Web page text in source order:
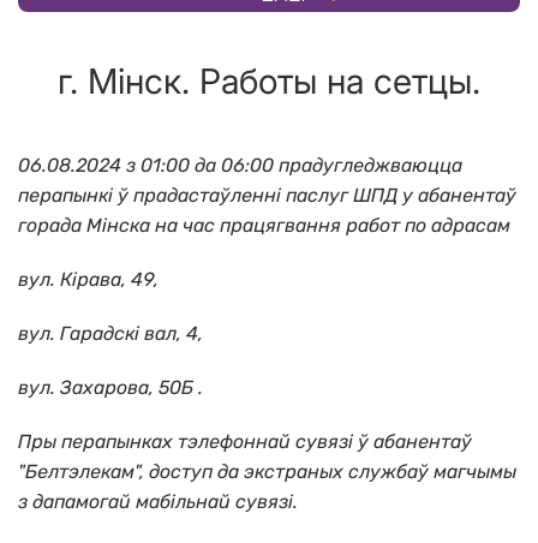
г. Мінск. Работы на сетцы.
06.08.2024 з 01:00 да 06:00 прадугледжваюцца
перапынкі ў прадастаўленні паслуг ШПД у абанентаў
горада Мінска на час працягвання работ по адрасам
вул. Кiрaва, 49,
вул. Гaрaдскi вал, 4,
вул. Захарова, 50Б .
Пры перапынках тэлефоннай сувязі ў абанентаў
"Белтэлекам", доступ да экстраных службаў магчымы
з дапамогай мабільнай сувязі.